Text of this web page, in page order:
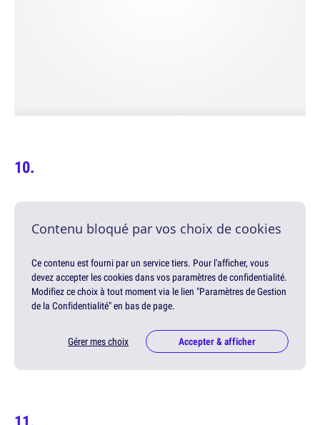
Contenu bloqué par vos choix de cookies
Ce contenu est fourni par un service tiers. Pour l'afficher, vous
devez accepter les cookies dans vos paramètres de confidentialité.
Modifiez ce choix à tout moment via le lien "Paramètres de Gestion
de la Confidentialité" en bas de page.
Gérer mes choix Accepter & afficher